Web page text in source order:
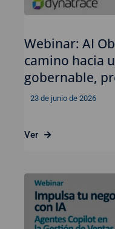
Webinar: AI
camino hacia
gobernable,
23 de junio de 2026
Ver